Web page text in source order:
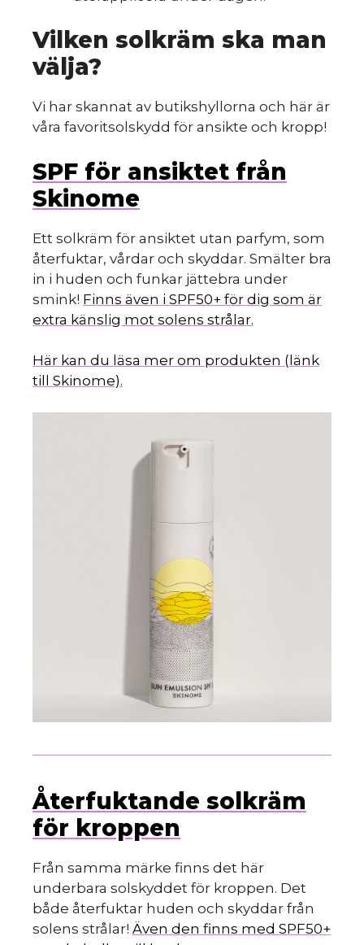
Vilken solkräm ska man
välja?
Vi har skannat av butikshyllorna och här är
våra favoritsolskydd för ansikte och kropp!
SPF för ansiktet från
Skinome
Ett solkräm för ansiktet utan parfym, som
återfuktar, vårdar och skyddar. Smälter bra
in i huden och funkar jättebra under
smink! Finns även i SPF50+ för dig som är
extra känslig mot solens strålar.
Här kan du läsa mer om produkten (länk
till Skinome).
Återfuktande solkräm
för kroppen
Från samma märke finns det här
underbara solskyddet för kroppen. Det
både återfuktar huden och skyddar från
solens strålar! Även den finns med SPF50+